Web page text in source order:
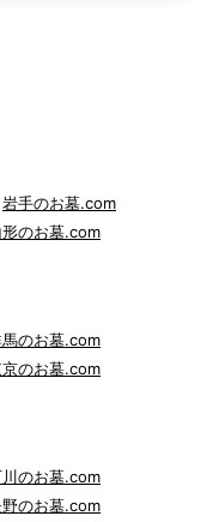
岩手のお墓.com
形のお墓.com
のお墓.com
のお墓.com
のお墓.com
のお墓.com